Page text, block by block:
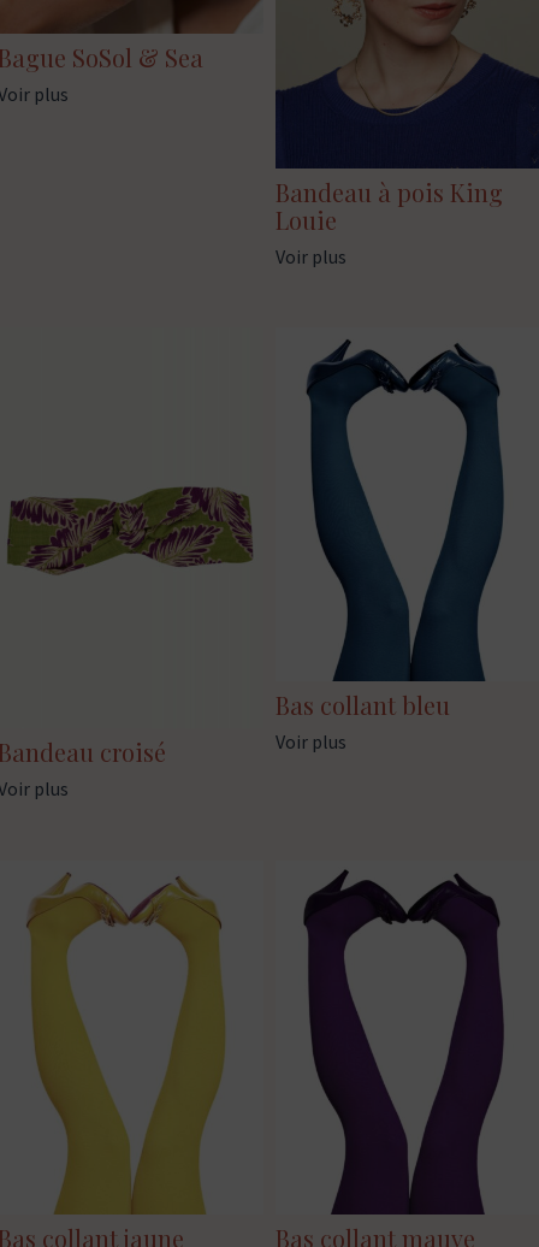
SoSol & Sea
plus
Bandeau à pois King
Louie
Voir plus
croisé
plus
Bas collant bleu
Voir plus
collant jaune Bas collant mauve